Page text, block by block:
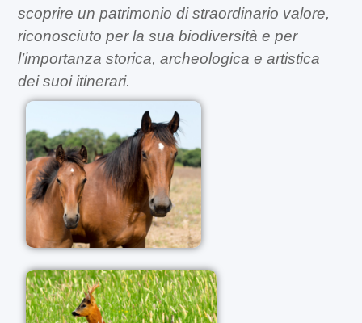
scoprire un patrimonio di straordinario valore,
riconosciuto per la sua biodiversità e per
l’importanza storica, archeologica e artistica
dei suoi itinerari.